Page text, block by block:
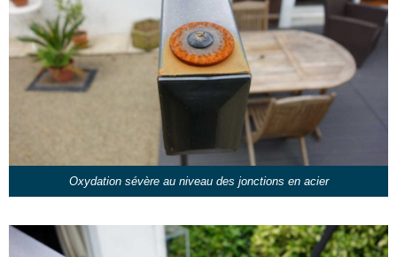
Oxydation sévère au niveau des jonctions en acier